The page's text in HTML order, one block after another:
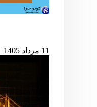
11 مرداد 1405